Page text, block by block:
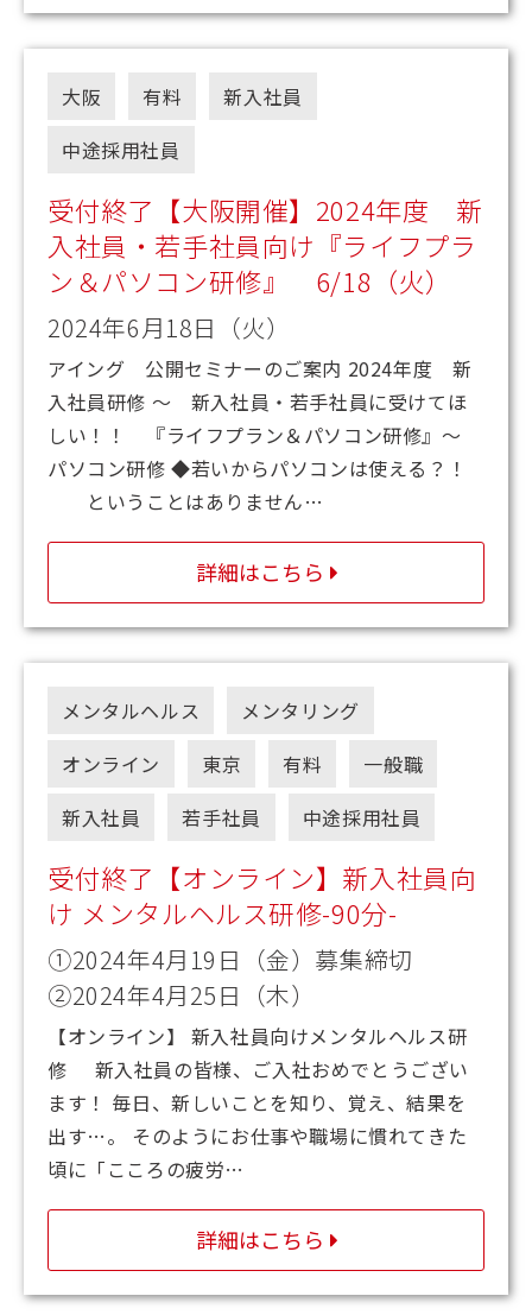
大阪 有料
新入社員
中途採用社員
受付終了【大阪開催】2024年度 新
入社員・若手社員向け『ライフプラ
ン＆パソコン研修』 6/18（火）
2024年6月18日（火）
アイング 公開セミナーのご案内 2024年度 新
入社員研修 ～ 新入社員・若手社員に受けてほ
しい！！ 『ライフプラン＆パソコン研修』～
パソコン研修 ◆若いからパソコンは使える？！
ということはありません…
詳細はこちら
メンタルヘルス
メンタリング
オンライン
東京 有料
一般職
新入社員
若手社員 中途採用社員
受付終了【オンライン】新入社員向
け メンタルヘルス研修-90分-
①2024年4月19日（金）募集締切
②2024年4月25日（木）
【オンライン】 新入社員向けメンタルヘルス研
修 新入社員の皆様、ご入社おめでとうござい
ます！ 毎日、新しいことを知り、覚え、結果を
出す…。 そのようにお仕事や職場に慣れてきた
頃に「こころの疲労…
詳細はこちら